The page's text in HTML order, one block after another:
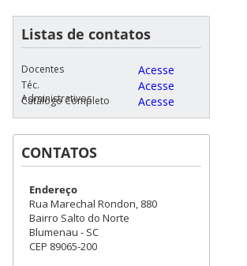
Listas de contatos
Docentes Acesse
Téc.
Administrativos
Acesse
Catálogo Completo Acesse
CONTATOS
Endereço
Rua Marechal Rondon, 880
Bairro Salto do Norte
Blumenau - SC
CEP 89065-200